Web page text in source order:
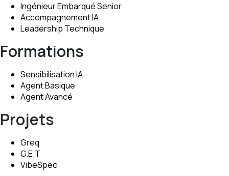
Ingénieur Embarqué Senior
Accompagnement IA
Leadership Technique
Formations
Sensibilisation IA
Agent Basique
Agent Avancé
Projets
Greq
G.E.T
VibeSpec